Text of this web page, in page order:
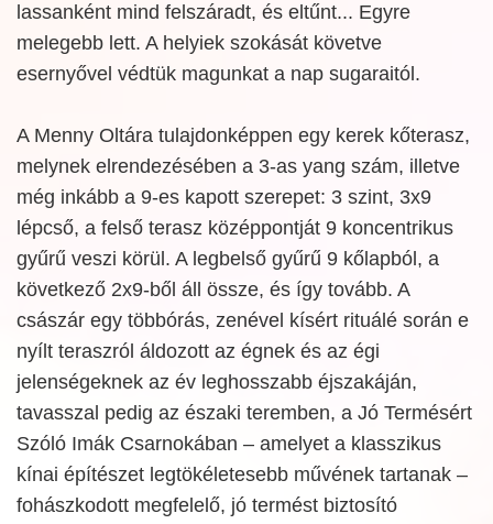
lassanként mind felszáradt, és eltűnt... Egyre
melegebb lett. A helyiek szokását követve
esernyővel védtük magunkat a nap sugaraitól.
A Menny Oltára tulajdonképpen egy kerek kőterasz,
melynek elrendezésében a 3-as yang szám, illetve
még inkább a 9-es kapott szerepet: 3 szint, 3x9
lépcső, a felső terasz középpontját 9 koncentrikus
gyűrű veszi körül. A legbelső gyűrű 9 kőlapból, a
következő 2x9-ből áll össze, és így tovább. A
császár egy többórás, zenével kísért rituálé során e
nyílt teraszról áldozott az égnek és az égi
jelenségeknek az év leghosszabb éjszakáján,
tavasszal pedig az északi teremben, a Jó Termésért
Szóló Imák Csarnokában – amelyet a klasszikus
kínai építészet legtökéletesebb művének tartanak –
fohászkodott megfelelő, jó termést biztosító